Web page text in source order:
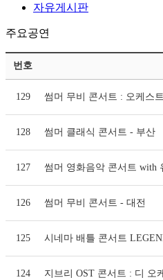
자유게시판
주요공연
번호
129 썸머 무비 콘서트 : 오케스
128 썸머 클래식 콘서트 - 부산
127 썸머 영화음악 콘서트 with
126 썸머 무비 콘서트 - 대전
125 시네마 배틀 콘서트
124 지브리 OST 콘서트 : 디 오